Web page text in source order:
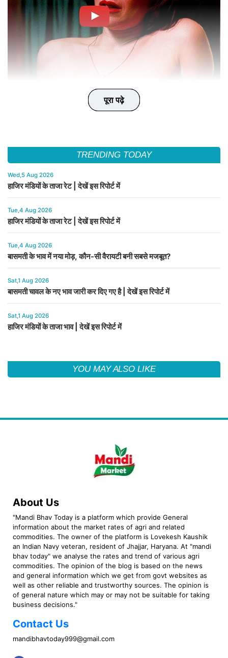
पूरा पढ़े
पूरा पढ़े
पूरा पढ़े
पूरा पढ़े
पूरा पढ़े
TRENDING TODAY
Wed,5 Aug 2026
हाजिर मंडियों के ताजा रेट | देखें इस रिपोर्ट में
Tue,4 Aug 2026
हाजिर मंडियों के ताजा रेट | देखें इस रिपोर्ट में
Tue,4 Aug 2026
बासमती के भाव में नया मोड़, कौन-सी वैरायटी बनी सबसे मजबूत?
Sat,1 Aug 2026
बासमती चावल के नए भाव जारी कर दिए गए है | देखें इस रिपोर्ट में
Sat,1 Aug 2026
हाजिर मंडियों के ताजा भाव | देखें इस रिपोर्ट में
YOU MAY ALSO LIKE
About Us
"Mandi Bhav Today is a platform which provide General
information about the market rates of agri and related
commodities. The owner of the platform is Lovekesh Kaushik
an Indian Navy veteran, resident of Jhajjar, Haryana. At "mandi
bhav today" we analyse the rates and trend of various agri
commodities. The opinion of the blog is based on the news
and general information which we get from govt websites as
well as other reliable and trustworthy sources. The opinion is
of general nature which may or may not be suitable for taking
business decisions."
Contact Us
mandibhavtoday999@gmail.com